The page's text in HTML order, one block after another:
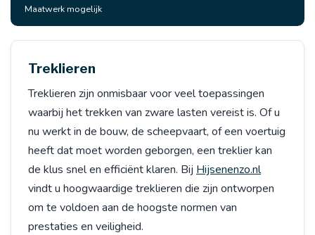
Maatwerk mogelijk
Treklieren
Treklieren zijn onmisbaar voor veel toepassingen
waarbij het trekken van zware lasten vereist is. Of u
nu werkt in de bouw, de scheepvaart, of een voertuig
heeft dat moet worden geborgen, een treklier kan
de klus snel en efficiënt klaren. Bij Hijsenenzo.nl
vindt u hoogwaardige treklieren die zijn ontworpen
om te voldoen aan de hoogste normen van
prestaties en veiligheid.